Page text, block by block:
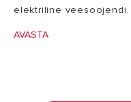
elektriline veesoojendi.
AVASTA